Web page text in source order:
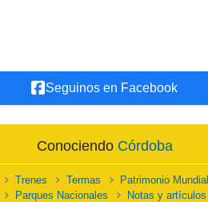
Seguinos en Facebook
Conociendo Córdoba
Trenes Termas
Patrimonio Mundial
Parques Nacionales
Notas y artículos